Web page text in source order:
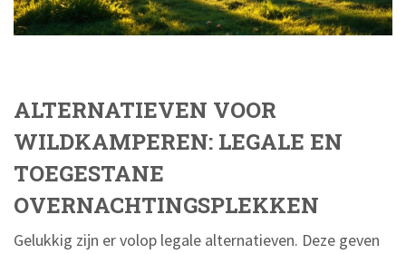
ALTERNATIEVEN VOOR
WILDKAMPEREN: LEGALE EN
TOEGESTANE
OVERNACHTINGSPLEKKEN
Gelukkig zijn er volop legale alternatieven. Deze geven